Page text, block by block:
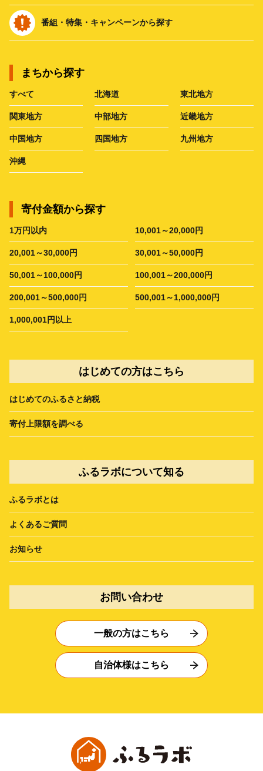
番組・特集・キャンペーンから探す
まちから探す
すべて 北海道 東北地方
関東地方 中部地方 近畿地方
中国地方 四国地方 九州地方
沖縄
寄付金額から探す
1万円以内 10,001～20,000円
20,001～30,000円 30,001～50,000円
50,001～100,000円 100,001～200,000円
200,001～500,000円 500,001～1,000,000円
1,000,001円以上
はじめての方はこちら
はじめてのふるさと納税
寄付上限額を調べる
ふるラボについて知る
ふるラボとは
よくあるご質問
お知らせ
お問い合わせ
一般の方はこちら
自治体様はこちら